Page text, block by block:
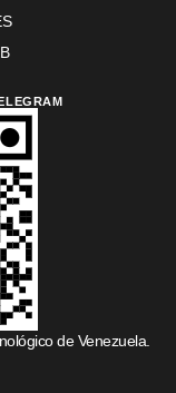
de Venezuela.